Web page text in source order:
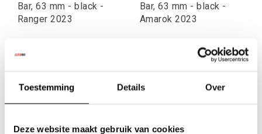
Toestemming Details Over
Deze website maakt gebruik van cookies
Bar, 63 mm - black -
Ranger 2023
Incl. btw
Bar, 63 mm - black -
Amarok 2023
Incl. btw